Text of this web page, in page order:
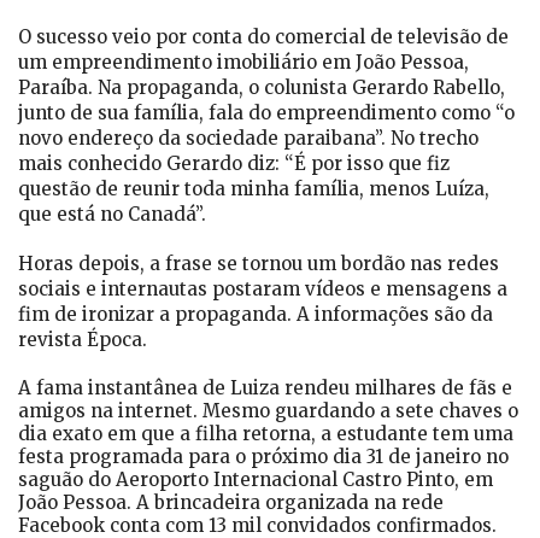
O sucesso veio por conta do comercial de televisão de
um empreendimento imobiliário em João Pessoa,
Paraíba. Na propaganda, o colunista Gerardo Rabello,
junto de sua família, fala do empreendimento como “o
novo endereço da sociedade paraibana”. No trecho
mais conhecido Gerardo diz: “É por isso que fiz
questão de reunir toda minha família, menos Luíza,
que está no Canadá”.
Horas depois, a frase se tornou um bordão nas redes
sociais e internautas postaram vídeos e mensagens a
fim de ironizar a propaganda. A informações são da
revista Época.
A fama instantânea de Luiza rendeu milhares de fãs e
amigos na internet. Mesmo guardando a sete chaves o
dia exato em que a filha retorna, a estudante tem uma
festa programada para o próximo dia 31 de janeiro no
saguão do Aeroporto Internacional Castro Pinto, em
João Pessoa. A brincadeira organizada na rede
Facebook conta com 13 mil convidados confirmados.